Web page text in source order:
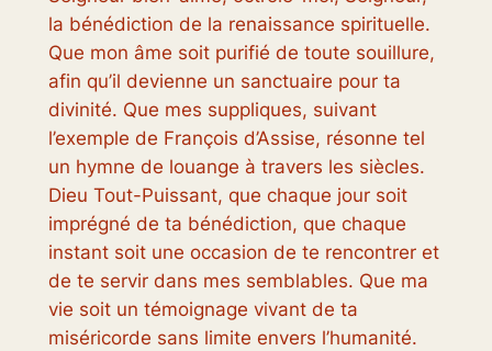
la bénédiction de la renaissance spirituelle.
Que mon âme soit purifié de toute souillure,
afin qu’il devienne un sanctuaire pour ta
divinité. Que mes suppliques, suivant
l’exemple de François d’Assise, résonne tel
un hymne de louange à travers les siècles.
Dieu Tout-Puissant, que chaque jour soit
imprégné de ta bénédiction, que chaque
instant soit une occasion de te rencontrer et
de te servir dans mes semblables. Que ma
vie soit un témoignage vivant de ta
miséricorde sans limite envers l’humanité.